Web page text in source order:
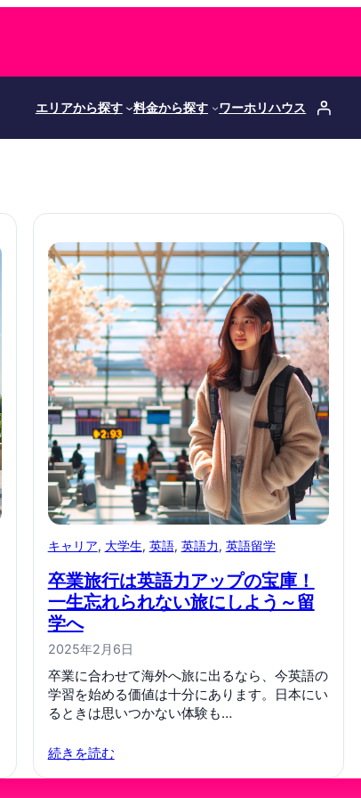
エリアから探す 料金から探す ワーホリハウス
キャリア, 大学生, 英語, 英語力, 英語留学
卒業旅行は英語力アップの宝庫！
一生忘れられない旅にしよう～留
学へ
2025年2月6日
卒業に合わせて海外へ旅に出るなら、今英語の
学習を始める価値は十分にあります。日本にい
るときは思いつかない体験も…
続きを読む